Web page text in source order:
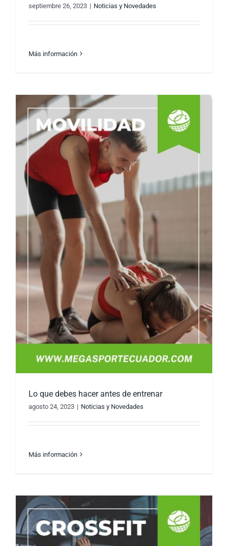
El Gran Retorno de Michael Jordan
septiembre 26, 2023 | Noticias y Novedades
Más información
Lo que debes hacer antes de entrenar
Lo que debes hacer antes de entrenar
agosto 24, 2023 | Noticias y Novedades
Más información